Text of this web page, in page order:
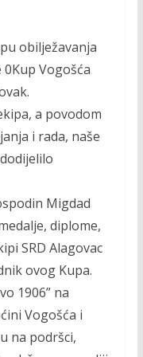
obilježavanja
0Kup Vogošća
a povodom
i rada, naše
Migdad
diplome,
SRD Alagovac
ovog Kupa.
1906” na
Vogošća i
na podršci,